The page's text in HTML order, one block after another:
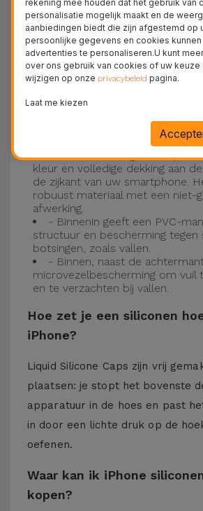
Drie-laagse bescherming
siliconen kappen
Onze iPhone siliconen hoesjes
robuuste, kwalitatieve constructie
drielaagse constructie om
- Een eerste laag van Liquid
kleur en volledige dekking aan
de zijkant van uw smartphone.
robuust materiaal met een niet-
afwerking.
- Binnenin geeft een PVC-
structuur en bescherming tegen
botsingen, zoals vallen.
- Binnen, naast de
microvezelbescherming om vuil
en te verzachten bij vallen.
Hoe zet je een siliconen
iPhone?
Liquid Silicone Caps zijn vrij
plaatsen: je stopt het bovenste
apparatuur in de hoes en past
in door een lichte druk op de
oefenen.
Waar kan ik iPhone
kopen?
rekening mee houden dat het gebruik van
personalisatie mogelijk maakt en de
aanbiedingen biedt die zijn afgestemd op
persoonlijke gegevens en cookies
advertenties te personaliseren.U kunt
over ons gebruik van cookies of uw
wijzigen op onze privacybeleid pagina.
Laat me kiezen